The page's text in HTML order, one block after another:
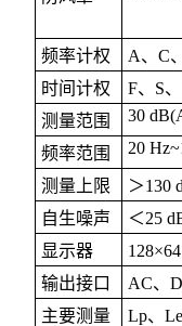
频率计权
A、C
时间计权
F、S
测量范围
30
频率范围 20
测量上限
＞130
自生噪声
＜25
显示器
输出接口
AC、
主要测量
Lp、